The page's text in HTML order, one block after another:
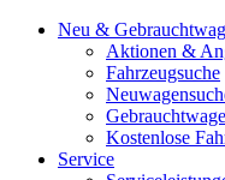
Neu &
Aktionen &
Fahrzeugsuche
Kostenlose
Service